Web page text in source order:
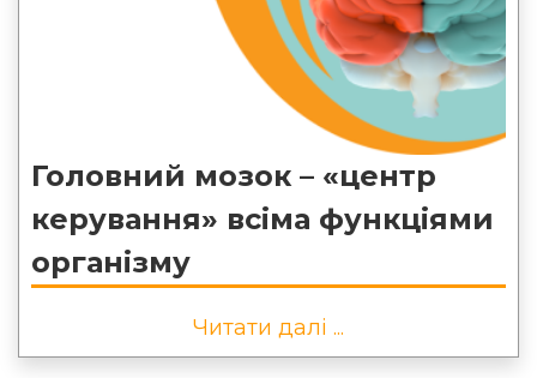
Головний мозок – «центр
керування» всіма функціями
організму
Читати далі ...